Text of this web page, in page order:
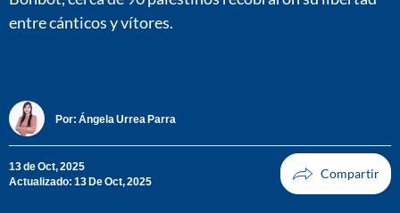
entre cánticos y vítores.
Por: Ángela Urrea Parra
13 de Oct, 2025
Actualizado: 13 De Oct, 2025